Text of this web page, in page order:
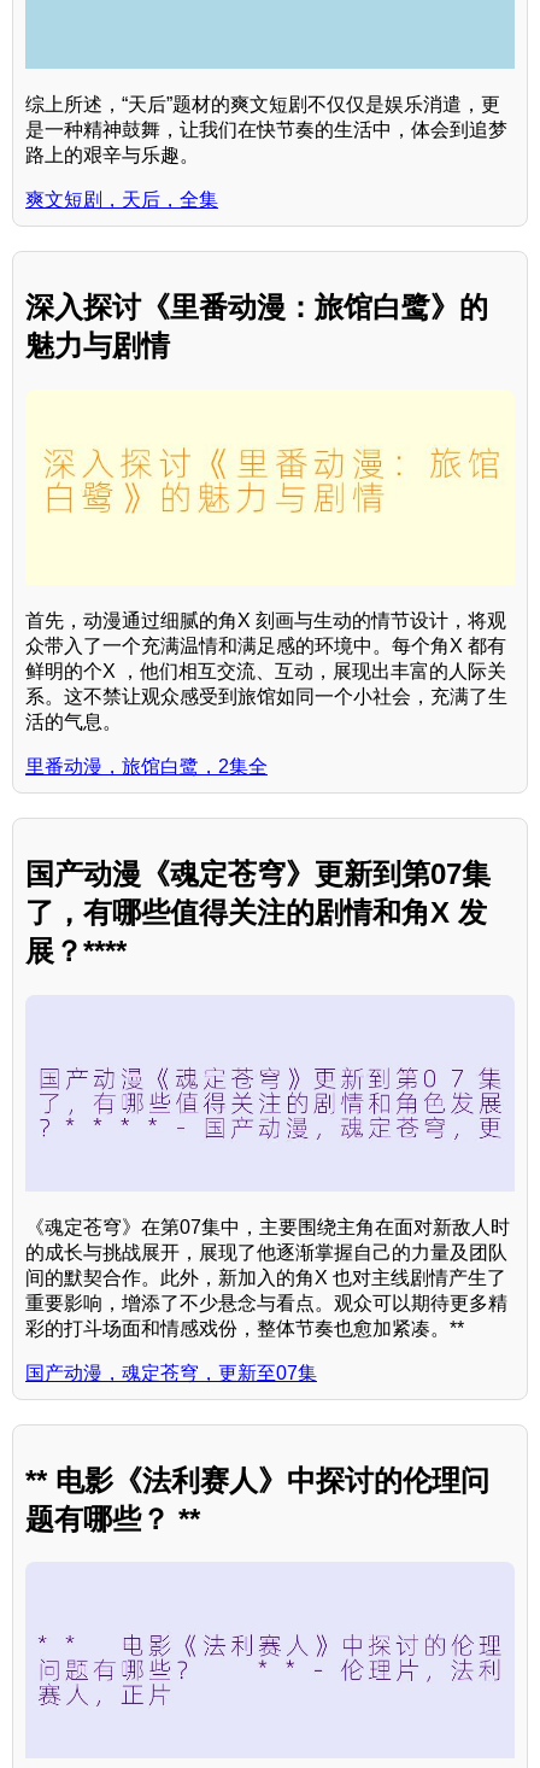
综上所述，“天后”题材的爽文短剧不仅仅是娱乐消遣，更
是一种精神鼓舞，让我们在快节奏的生活中，体会到追梦
路上的艰辛与乐趣。
爽文短剧，天后，全集
深入探讨《里番动漫：旅馆白鹭》的
魅力与剧情
首先，动漫通过细腻的角X 刻画与生动的情节设计，将观
众带入了一个充满温情和满足感的环境中。每个角X 都有
鲜明的个X ，他们相互交流、互动，展现出丰富的人际关
系。这不禁让观众感受到旅馆如同一个小社会，充满了生
活的气息。
里番动漫，旅馆白鹭，2集全
国产动漫《魂定苍穹》更新到第07集
了，有哪些值得关注的剧情和角X 发
展？****
《魂定苍穹》在第07集中，主要围绕主角在面对新敌人时
的成长与挑战展开，展现了他逐渐掌握自己的力量及团队
间的默契合作。此外，新加入的角X 也对主线剧情产生了
重要影响，增添了不少悬念与看点。观众可以期待更多精
彩的打斗场面和情感戏份，整体节奏也愈加紧凑。**
国产动漫，魂定苍穹，更新至07集
** 电影《法利赛人》中探讨的伦理问
题有哪些？ **